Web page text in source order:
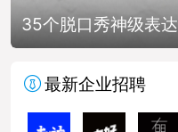
35个脱口秀神级表
最新企业招聘